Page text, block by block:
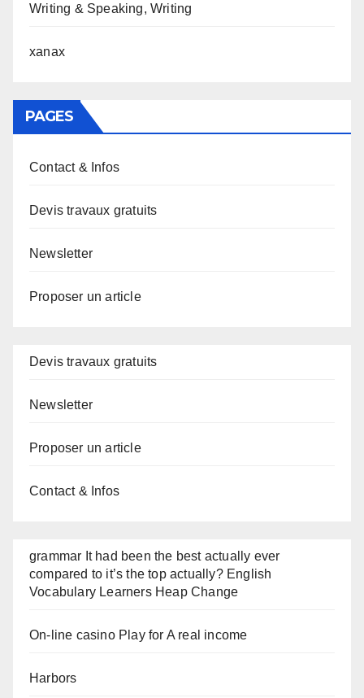
Writing & Speaking, Writing
xanax
PAGES
Contact & Infos
Devis travaux gratuits
Newsletter
Proposer un article
Devis travaux gratuits
Newsletter
Proposer un article
Contact & Infos
grammar It had been the best actually ever
compared to it’s the top actually? English
Vocabulary Learners Heap Change
On-line casino Play for A real income
Harbors